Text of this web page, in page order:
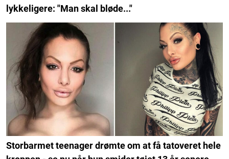
lykkeligere: "Man skal bløde..."
Storbarmet teenager drømte om at få tatoveret hele